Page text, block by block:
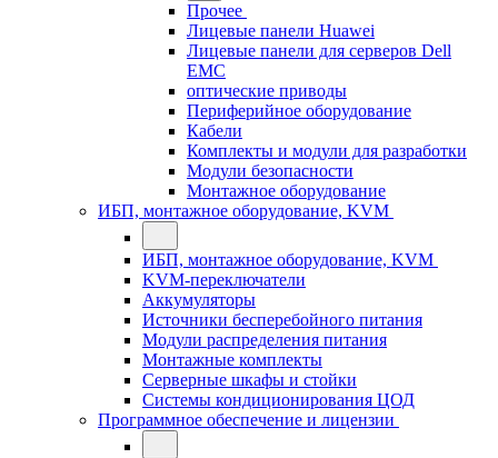
Прочее
Лицевые панели Huawei
Лицевые панели для серверов Dell
EMC
оптические приводы
Периферийное оборудование
Кабели
Комплекты и модули для разработки
Модули безопасности
Монтажное оборудование
ИБП, монтажное оборудование, KVM
ИБП, монтажное оборудование, KVM
KVM-переключатели
Аккумуляторы
Источники бесперебойного питания
Модули распределения питания
Монтажные комплекты
Серверные шкафы и стойки
Системы кондиционирования ЦОД
Программное обеспечение и лицензии